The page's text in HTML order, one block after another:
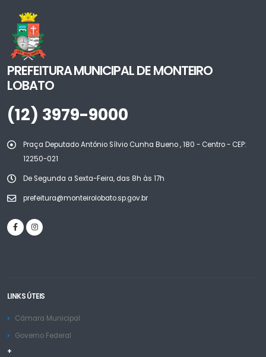
PREFEITURA MUNICIPAL DE MONTEIRO
LOBATO
(12) 3979-9000
Praça Deputado Antônio Sílvio Cunha Bueno , 180 - Centro - CEP:
12250-021
De Segunda a Sexta-Feira, das 8h às 17h
prefeitura@monteirolobato.sp.gov.br
LINKS ÚTEIS
Câmara Municipal
Governo Federal
+